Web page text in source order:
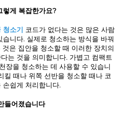
렇게 복잡한가요?
청소기 코드가 없다는 것은 많은 사람
니다. 실제로 청소하는 방식을 바꿔
은 집안을 청소할 때 이러한 장치의
는 것을 의미합니다. 가볍고 컴팩트
장을 청소하는 데 사용할 수 있습니
킬 때나 위쪽 선반을 청소할 때나 코
손쉽게 처리합니다.
들어졌습니다